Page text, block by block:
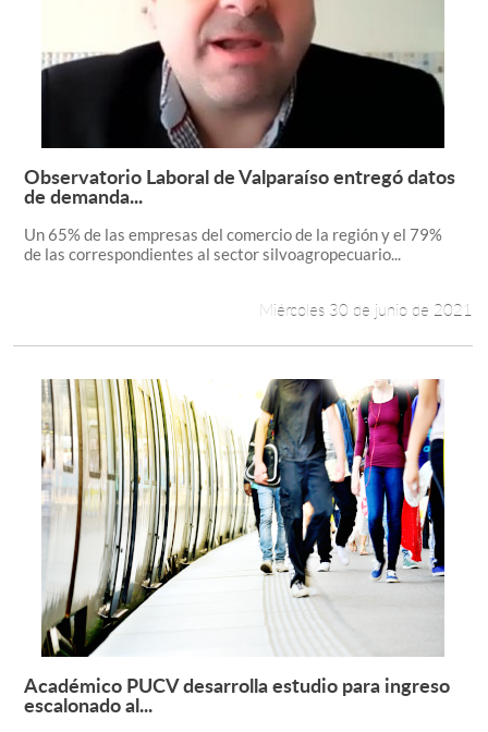
Leer más +
Observatorio Laboral de Valparaíso entregó datos
de demanda...
Un 65% de las empresas del comercio de la región y el 79%
de las correspondientes al sector silvoagropecuario...
Miércoles 30 de junio de 2021
Leer más +
Académico PUCV desarrolla estudio para ingreso
escalonado al...